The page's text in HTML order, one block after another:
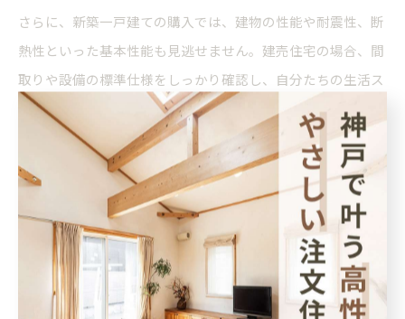
さらに、新築一戸建ての購入では、建物の性能や耐震性、断
熱性といった基本性能も見逃せません。建売住宅の場合、間
取りや設備の標準仕様をしっかり確認し、自分たちの生活ス
タイルに合っているかを見極めましょう。購入後の後悔を防
ぐため、現地見学や周辺環境のリサーチも欠かせません。例
えば、神戸市では新築一戸建ての補助金制度も活用できる場
合があるため、条件を事前に調べておくと費用面でも有利で
す。
新築購入時に知っておくべき暮らしやすい間取り
新築購入時に重視すべき間取りのポイントは、家族構成や将